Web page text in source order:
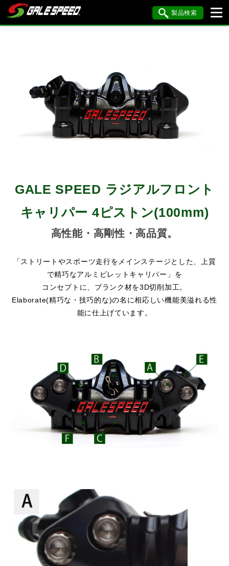
製品検索
HONDA YAMAHA SUZUKI
KAWASAKI BMW DUCATI
HARLEY DAVIDSON KTM MV AGUSTA
閉じる
GALE SPEED ラジアルフロント
キャリパー 4ピストン(100mm)
高性能・高剛性・高品質。
「ストリートやスポーツ走行をメインステージとした、上質
で精巧なアルミビレットキャリパー」を
コンセプトに、ブランク材を3D切削加工。
Elaborate(精巧な・技巧的な)の名に相応しい機能美溢れる性
能に仕上げています。